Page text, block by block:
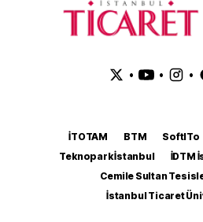
• • •
İTOTAM BTM SoftITo
Teknopark İstanbul
İDTM
Cemile Sultan
İstanbul Ticaret